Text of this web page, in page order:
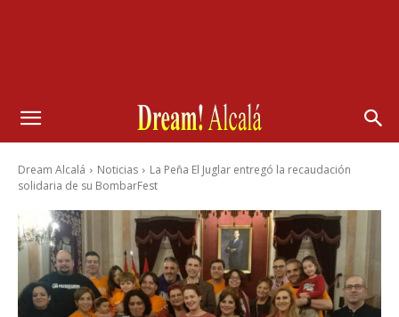
Dream Alcalá Noticias
La Peña El Juglar entregó la recaudación
solidaria de su BombarFest